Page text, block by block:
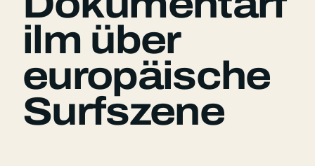
ilm über
europäische
Surfszene